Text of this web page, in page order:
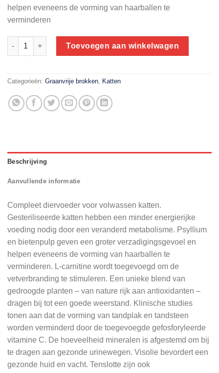
helpen eveneens de vorming van haarballen te
verminderen
Voskes sterilized zalm 2 kg / compleet voer voor
Toevoegen aan winkelwagen
Categorieën: Graanvrije brokken, Katten
Beschrijving
Aanvullende informatie
Compleet diervoeder voor volwassen katten.
Gesteriliseerde katten hebben een minder energierijke
voeding nodig door een veranderd metabolisme. Psyllium
en bietenpulp geven een groter verzadigingsgevoel en
helpen eveneens de vorming van haarballen te
verminderen. L-carnitine wordt toegevoegd om de
vetverbranding te stimuleren. Een unieke blend van
gedroogde planten – van nature rijk aan antioxidanten –
dragen bij tot een goede weerstand. Klinische studies
tonen aan dat de vorming van tandplak en tandsteen
worden verminderd door de toegevoegde gefosforyleerde
vitamine C. De hoeveelheid mineralen is afgestemd om bij
te dragen aan gezonde urinewegen. Visolie bevordert een
gezonde huid en vacht. Tenslotte zijn ook